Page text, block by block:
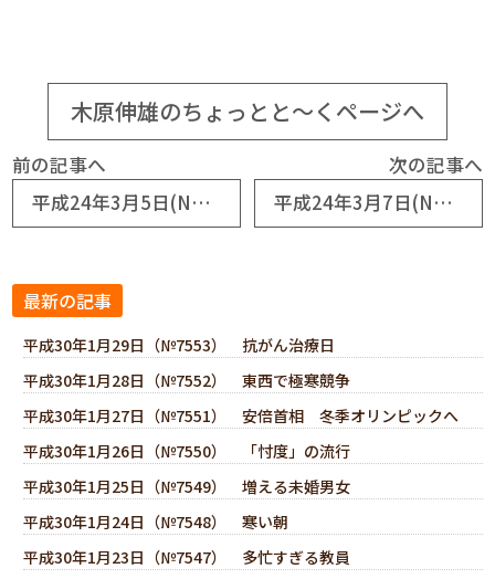
木原伸雄のちょっとと～くページへ
前の記事へ
平成24年3月5日(No5555) 5555号
次の記事へ
平成24年3月7日(No5557) 震災復興は進んでいるか
最新の記事
平成30年1月29日（№7553） 抗がん治療日
平成30年1月28日（№7552） 東西で極寒競争
平成30年1月27日（№7551） 安倍首相 冬季オリンピックへ
平成30年1月26日（№7550） 「忖度」の流行
平成30年1月25日（№7549） 増える未婚男女
平成30年1月24日（№7548） 寒い朝
平成30年1月23日（№7547） 多忙すぎる教員